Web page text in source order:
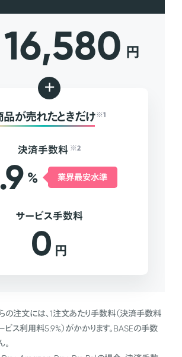
16,580 円
+
品が売れたときだけ ※1
決済手数料 ※2
% 業界最安水準
サービス手数料
0 円
の注文には、1注文あたり手数料（決済手数料
ス利用料5.9%）がかかります。BASEの手数